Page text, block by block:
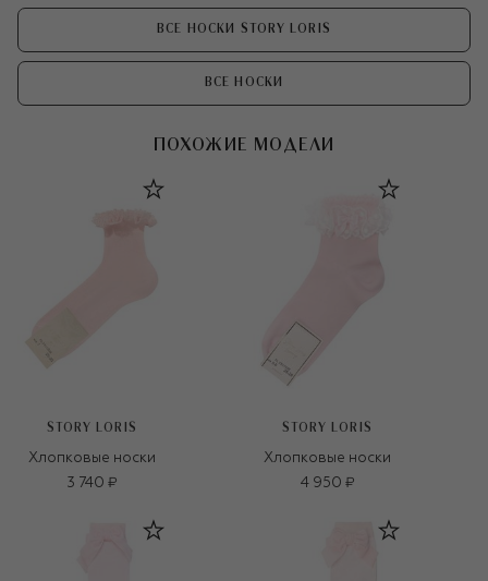
ВСЕ НОСКИ STORY LORIS
ВСЕ НОСКИ
ПОХОЖИЕ МОДЕЛИ
STORY LORIS
Хлопковые носки
3 740 ₽
STORY LORIS
Хлопковые носки
4 950 ₽